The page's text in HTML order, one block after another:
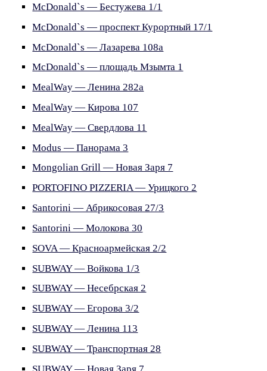
McDonald`s — Бестужева 1/1
McDonald`s — проспект Курортный 17/1
McDonald`s — Лазарева 108а
McDonald`s — площадь Мзымта 1
MealWay — Ленина 282а
MealWay — Кирова 107
MealWay — Свердлова 11
Modus — Панорама 3
Mongolian Grill — Новая Заря 7
PORTOFINO PIZZERIA — Урицкого 2
Santorini — Абрикосовая 27/3
Santorini — Молокова 30
SOVA — Красноармейская 2/2
SUBWAY — Войкова 1/3
SUBWAY — Несебрская 2
SUBWAY — Егорова 3/2
SUBWAY — Ленина 113
SUBWAY — Транспортная 28
SUBWAY — Новая Заря 7